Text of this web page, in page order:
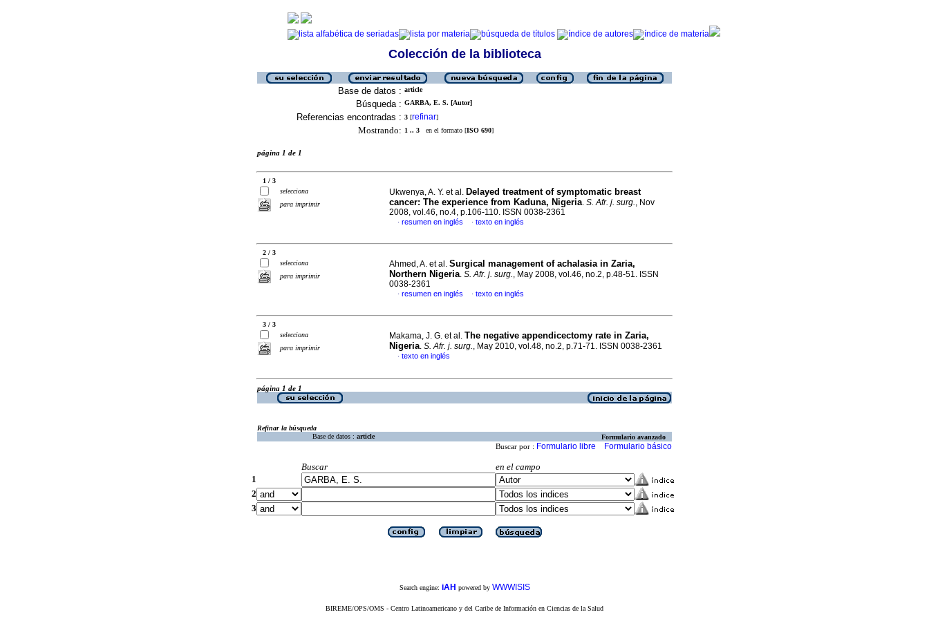
Colección de la biblioteca
Base de datos : article
Búsqueda : GARBA, E. S. [Autor]
Referencias encontradas : 3 [refinar]
Mostrando: 1 .. 3 en el formato [ISO 690]
página 1 de 1
1 / 3
selecciona
para imprimir
Ukwenya, A. Y. et al. Delayed treatment of symptomatic breast
cancer: The experience from Kaduna, Nigeria. S. Afr. j. surg., Nov
2008, vol.46, no.4, p.106-110. ISSN 0038-2361
· resumen en inglés · texto en inglés
2 / 3
selecciona
para imprimir
Ahmed, A. et al. Surgical management of achalasia in Zaria,
Northern Nigeria. S. Afr. j. surg., May 2008, vol.46, no.2, p.48-51. ISSN
0038-2361
· resumen en inglés · texto en inglés
3 / 3
selecciona
para imprimir
Makama, J. G. et al. The negative appendicectomy rate in Zaria,
Nigeria. S. Afr. j. surg., May 2010, vol.48, no.2, p.71-71. ISSN 0038-2361
· texto en inglés
página 1 de 1
Refinar la búsqueda
Base de datos : article Formulario avanzado
Buscar por : Formulario libre Formulario básico
Buscar
en el campo
1
2
3
Search engine: iAH powered by WWWISIS
BIREME/OPS/OMS - Centro Latinoamericano y del Caribe de Información en Ciencias de la Salud